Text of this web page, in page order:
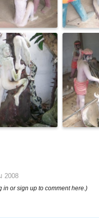
2008
in or sign up to comment here.)